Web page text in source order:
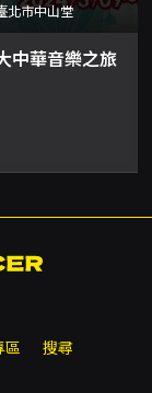
退票後重新
支付、文化
線上退訂
算暫停時
理；若已
寄退票以
依
若抵用之
無法返
原購買規
要提醒： -
北市中山堂
中華音樂之旅
區 搜尋